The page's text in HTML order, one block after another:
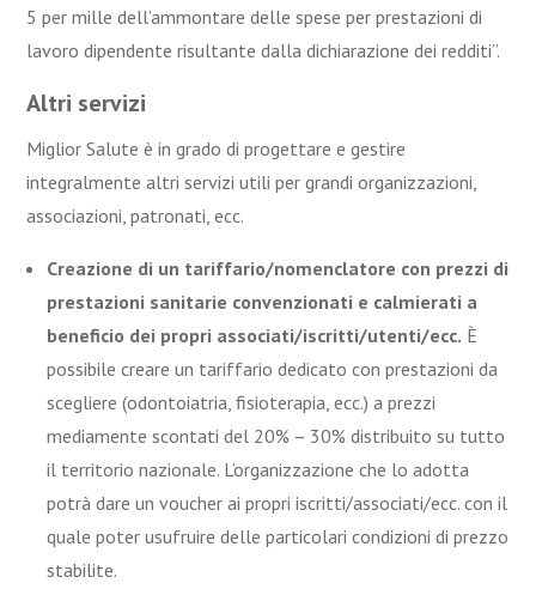
5 per mille dell’ammontare delle spese per prestazioni di
lavoro dipendente risultante dalla dichiarazione dei redditi”.
Altri servizi
Miglior Salute è in grado di progettare e gestire
integralmente altri servizi utili per grandi organizzazioni,
associazioni, patronati, ecc.
Creazione di un tariffario/nomenclatore con prezzi di
prestazioni sanitarie convenzionati e calmierati a
beneficio dei propri associati/iscritti/utenti/ecc. È
possibile creare un tariffario dedicato con prestazioni da
scegliere (odontoiatria, fisioterapia, ecc.) a prezzi
mediamente scontati del 20% – 30% distribuito su tutto
il territorio nazionale. L’organizzazione che lo adotta
potrà dare un voucher ai propri iscritti/associati/ecc. con il
quale poter usufruire delle particolari condizioni di prezzo
stabilite.